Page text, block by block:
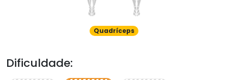
Quadríceps
Dificuldade: